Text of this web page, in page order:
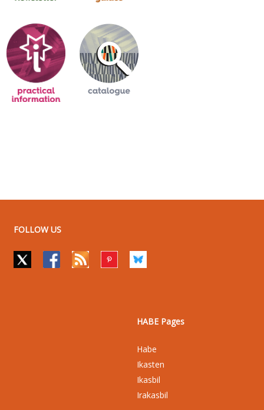
FOLLOW US
HABE Pages
Habe
Ikasten
Ikasbil
Irakasbil